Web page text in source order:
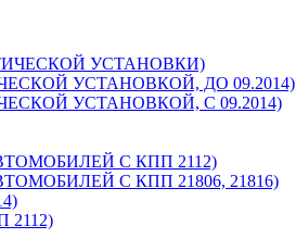
УСТАНОВКИ)
УСТАНОВКОЙ, ДО 09.2014)
УСТАНОВКОЙ, С 09.2014)
С КПП 2112)
С КПП 21806, 21816)